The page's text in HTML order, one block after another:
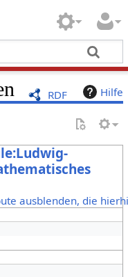
RDF Hilfe
ausblenden, die